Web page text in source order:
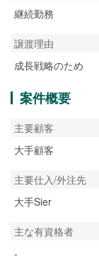
継続勤務
譲渡理由
成長戦略のため
案件概要
主要顧客
大手顧客
主要仕入/外注先
大手Sier
主な有資格者
-